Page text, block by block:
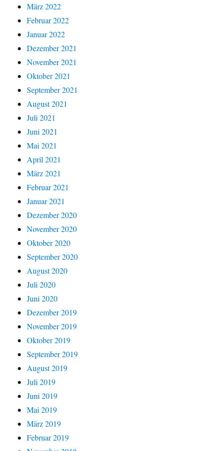
März 2022
Februar 2022
Januar 2022
Dezember 2021
November 2021
Oktober 2021
September 2021
August 2021
Juli 2021
Juni 2021
Mai 2021
April 2021
März 2021
Februar 2021
Januar 2021
Dezember 2020
November 2020
Oktober 2020
September 2020
August 2020
Juli 2020
Juni 2020
Dezember 2019
November 2019
Oktober 2019
September 2019
August 2019
Juli 2019
Juni 2019
Mai 2019
März 2019
Februar 2019